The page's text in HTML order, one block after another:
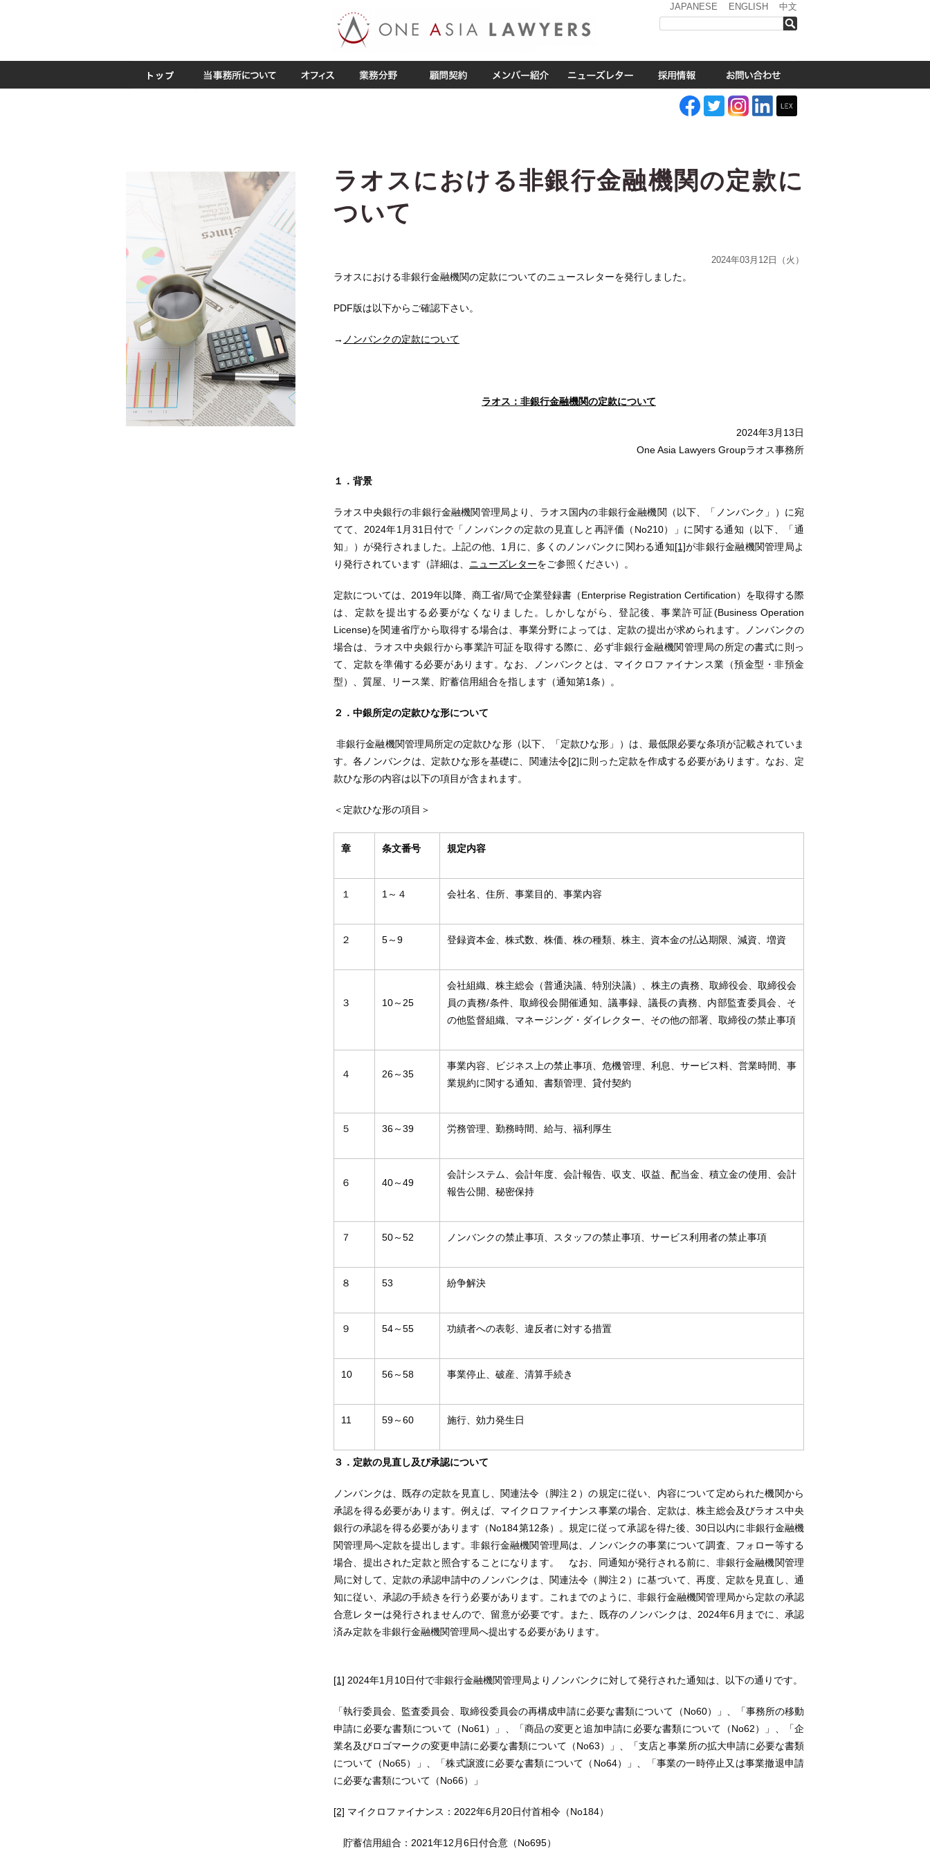
JAPANESE ENGLISH 中文
ラオスにおける非銀行金融機関の定款に
ついて
2024年03月12日（火）
ラオスにおける非銀行金融機関の定款についてのニュースレターを発行しました。
PDF版は以下からご確認下さい。
→ ノンバンクの定款について
ラオス：非銀行金融機関の定款について
2024年3月13日
One Asia Lawyers Groupラオス事務所
１．背景
ラオス中央銀行の非銀行金融機関管理局より、ラオス国内の非銀行金融機関（以下、「ノンバンク」）に宛
てて、2024年1月31日付で「ノンバンクの定款の見直しと再評価（No210）」に関する通知（以下、「通
知」）が発行されました。上記の他、1月に、多くのノンバンクに関わる通知[1]が非銀行金融機関管理局よ
り発行されています（詳細は、 ニューズレターをご参照ください）。
定款については、2019年以降、商工省/局で企業登録書（Enterprise Registration Certification）を取得する際
は、定款を提出する必要がなくなりました。しかしながら、登記後、事業許可証(Business Operation
License)を関連省庁から取得する場合は、事業分野によっては、定款の提出が求められます。ノンバンクの
場合は、ラオス中央銀行から事業許可証を取得する際に、必ず非銀行金融機関管理局の所定の書式に則っ
て、定款を準備する必要があります。なお、ノンバンクとは、マイクロファイナンス業（預金型・非預金
型）、質屋、リース業、貯蓄信用組合を指します（通知第1条）。
２．中銀所定の定款ひな形について
非銀行金融機関管理局所定の定款ひな形（以下、「定款ひな形」）は、最低限必要な条項が記載されていま
す。各ノンバンクは、定款ひな形を基礎に、関連法令[2]に則った定款を作成する必要があります。なお、定
款ひな形の内容は以下の項目が含まれます。
＜定款ひな形の項目＞
章 条文番号 規定内容
１ 1～４ 会社名、住所、事業目的、事業内容
２ 5～9 登録資本金、株式数、株価、株の種類、株主、資本金の払込期限、減資、増資
３ 10～25
会社組織、株主総会（普通決議、特別決議）、株主の責務、取締役会、取締役会
員の責務/条件、取締役会開催通知、議事録、議長の責務、内部監査委員会、そ
の他監督組織、マネージング・ダイレクター、その他の部署、取締役の禁止事項
４ 26～35
事業内容、ビジネス上の禁止事項、危機管理、利息、サービス料、営業時間、事
業規約に関する通知、書類管理、貸付契約
５ 36～39 労務管理、勤務時間、給与、福利厚生
６ 40～49
会計システム、会計年度、会計報告、収支、収益、配当金、積立金の使用、会計
報告公開、秘密保持
７ 50～52 ノンバンクの禁止事項、スタッフの禁止事項、サービス利用者の禁止事項
８ 53 紛争解決
９ 54～55 功績者への表彰、違反者に対する措置
10 56～58 事業停止、破産、清算手続き
11 59～60 施行、効力発生日
３．定款の見直し及び承認について
ノンバンクは、既存の定款を見直し、関連法令（脚注２）の規定に従い、内容について定められた機関から
承認を得る必要があります。例えば、マイクロファイナンス事業の場合、定款は、株主総会及びラオス中央
銀行の承認を得る必要があります（No184第12条）。規定に従って承認を得た後、30日以内に非銀行金融機
関管理局へ定款を提出します。非銀行金融機関管理局は、ノンバンクの事業について調査、フォロー等する
場合、提出された定款と照合することになります。 なお、同通知が発行される前に、非銀行金融機関管理
局に対して、定款の承認申請中のノンバンクは、関連法令（脚注２）に基づいて、再度、定款を見直し、通
知に従い、承認の手続きを行う必要があります。これまでのように、非銀行金融機関管理局から定款の承認
合意レターは発行されませんので、留意が必要です。また、既存のノンバンクは、2024年6月までに、承認
済み定款を非銀行金融機関管理局へ提出する必要があります。
[1] 2024年1月10日付で非銀行金融機関管理局よりノンバンクに対して発行された通知は、以下の通りです。
「執行委員会、監査委員会、取締役委員会の再構成申請に必要な書類について（No60）」、「事務所の移動
申請に必要な書類について（No61）」、「商品の変更と追加申請に必要な書類について（No62）」、「企
業名及びロゴマークの変更申請に必要な書類について（No63）」、「支店と事業所の拡大申請に必要な書類
について（No65）」、「株式譲渡に必要な書類について（No64）」、「事業の一時停止又は事業撤退申請
に必要な書類について（No66）」
[2] マイクロファイナンス：2022年6月20日付首相令（No184）
貯蓄信用組合：2021年12月6日付合意（No695）